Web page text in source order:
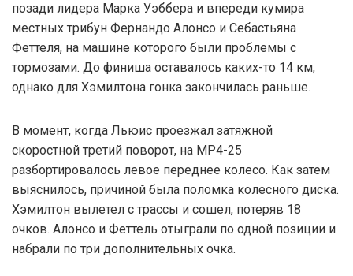
позади лидера Марка Уэббера и впереди кумира
местных трибун Фернандо Алонсо и Себастьяна
Феттеля, на машине которого были проблемы с
тормозами. До финиша оставалось каких-то 14 км,
однако для Хэмилтона гонка закончилась раньше.
В момент, когда Льюис проезжал затяжной
скоростной третий поворот, на MP4-25
разбортировалось левое переднее колесо. Как затем
выяснилось, причиной была поломка колесного диска.
Хэмилтон вылетел с трассы и сошел, потеряв 18
очков. Алонсо и Феттель отыграли по одной позиции и
набрали по три дополнительных очка.